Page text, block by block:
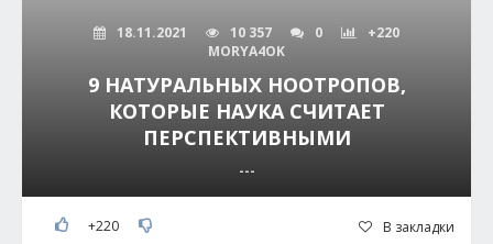
18.11.2021 10 357 0
+220
MORYA4OK
9 НАТУРАЛЬНЫХ НООТРОПОВ,
КОТОРЫЕ НАУКА СЧИТАЕТ
ПЕРСПЕКТИВНЫМИ
---
+220 В закладки